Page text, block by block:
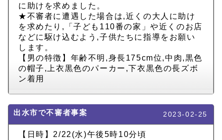
に助けを求めました。
★不審者に遭遇した場合は,近くの大人に助け
を求めたり,「子ども110番の家」や近くのお店
などに駆け込むよう,子供たちに指導をお願い
します。
【男の特徴】年齢不明,身長175cm位,中肉,黒色
の帽子,上衣黒色のパーカー,下衣黒色の長ズボ
ン着用
出水市で不審者事案 2023-02-25
【日時】2/22(水)午後5時10分頃